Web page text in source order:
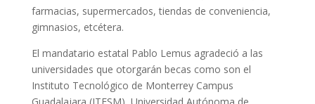
farmacias, supermercados, tiendas de conveniencia,
gimnasios, etcétera.
El mandatario estatal Pablo Lemus agradeció a las
universidades que otorgarán becas como son el
Instituto Tecnológico de Monterrey Campus